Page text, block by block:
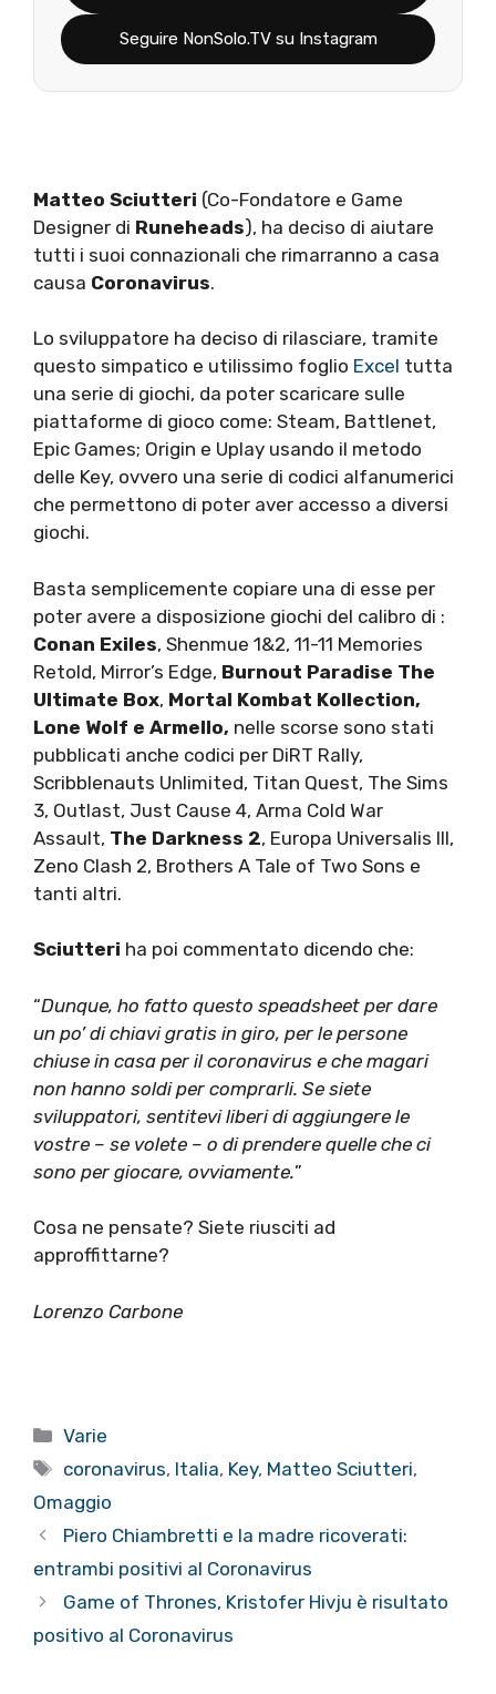
Seguire NonSolo.TV su Instagram
Matteo Sciutteri (Co-Fondatore e Game
Designer di Runeheads), ha deciso di aiutare
tutti i suoi connazionali che rimarranno a casa
causa Coronavirus.
Lo sviluppatore ha deciso di rilasciare, tramite
questo simpatico e utilissimo foglio Excel tutta
una serie di giochi, da poter scaricare sulle
piattaforme di gioco come: Steam, Battlenet,
Epic Games; Origin e Uplay usando il metodo
delle Key, ovvero una serie di codici alfanumerici
che permettono di poter aver accesso a diversi
giochi.
Basta semplicemente copiare una di esse per
poter avere a disposizione giochi del calibro di :
Conan Exiles, Shenmue 1&2, 11-11 Memories
Retold, Mirror’s Edge, Burnout Paradise The
Ultimate Box, Mortal Kombat Kollection,
Lone Wolf e Armello, nelle scorse sono stati
pubblicati anche codici per DiRT Rally,
Scribblenauts Unlimited, Titan Quest, The Sims
3, Outlast, Just Cause 4, Arma Cold War
Assault, The Darkness 2, Europa Universalis III,
Zeno Clash 2, Brothers A Tale of Two Sons e
tanti altri.
Sciutteri ha poi commentato dicendo che:
“Dunque, ho fatto questo speadsheet per dare
un po’ di chiavi gratis in giro, per le persone
chiuse in casa per il coronavirus e che magari
non hanno soldi per comprarli. Se siete
sviluppatori, sentitevi liberi di aggiungere le
vostre – se volete – o di prendere quelle che ci
sono per giocare, ovviamente.”
Cosa ne pensate? Siete riusciti ad
approffittarne?
Lorenzo Carbone
Categorie
Varie
Tag
coronavirus, Italia, Key, Matteo Sciutteri,
Omaggio
Piero Chiambretti e la madre ricoverati:
entrambi positivi al Coronavirus
Game of Thrones, Kristofer Hivju è risultato
positivo al Coronavirus